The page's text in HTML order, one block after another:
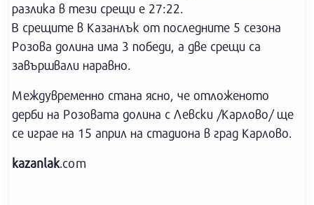
разлика в тези срещи е 27:22.
В срещите в Казанлък от последните 5 сезона
Розова долина има 3 победи, а две срещи са
завършвали наравно.
Междувременно стана ясно, че отложеното
дерби на Розовата долина с Левски /Карлово/ ще
се играе на 15 април на стадиона в град Карлово.
kazanlak.com